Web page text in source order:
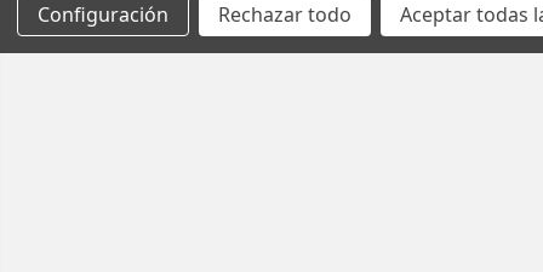
Configuración Rechazar todo Aceptar todas